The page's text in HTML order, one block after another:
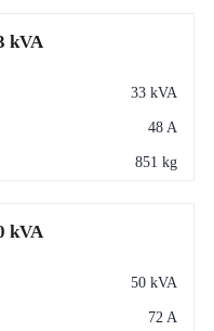
kVA
33 kVA
48 A
851 kg
kVA
50 kVA
72 A